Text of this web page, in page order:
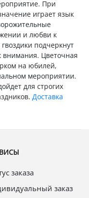
При
играет язык
и любви к
подчеркнут
Цветочная
на юбилей,
мероприятии.
для строгих
Доставка
заказа
заказ